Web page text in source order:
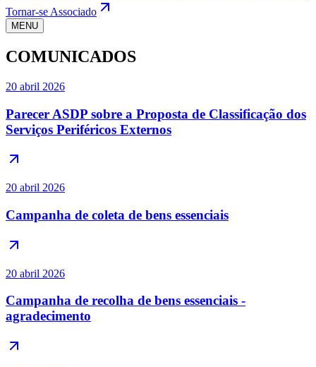
Tornar-se Associado
MENU
COMUNICADOS
20 abril 2026
Parecer ASDP sobre a Proposta de Classificação dos
Serviços Periféricos Externos
20 abril 2026
Campanha de coleta de bens essenciais
20 abril 2026
Campanha de recolha de bens essenciais -
agradecimento